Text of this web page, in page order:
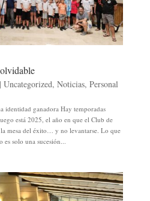
| Uncategorized, Noticias, Personal
ganadora Hay temporadas
está 2025, el año en que el Club de
mesa del éxito… y no levantarse. Lo que
es solo una sucesión...